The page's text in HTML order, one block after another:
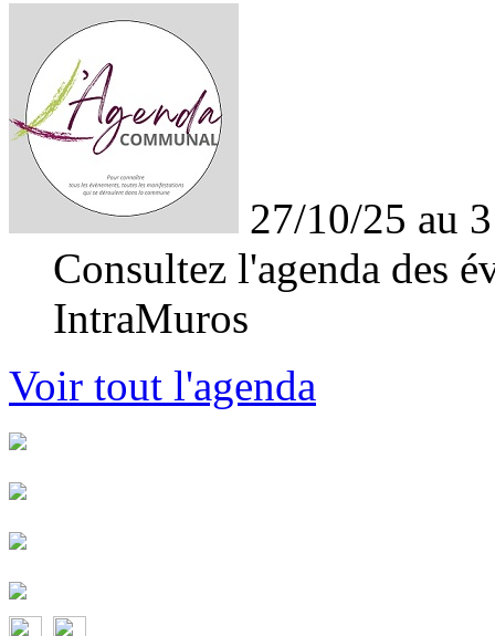
27/10/25 au
Consultez l'agenda des
IntraMuros
Voir tout l'agenda